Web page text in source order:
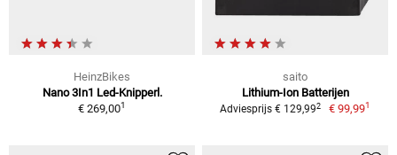
HeinzBikes
Nano 3In1 Led-Knipperl.
€ 269,001
saito
Lithium-Ion Batterijen
Adviesprijs € 129,992 € 99,991